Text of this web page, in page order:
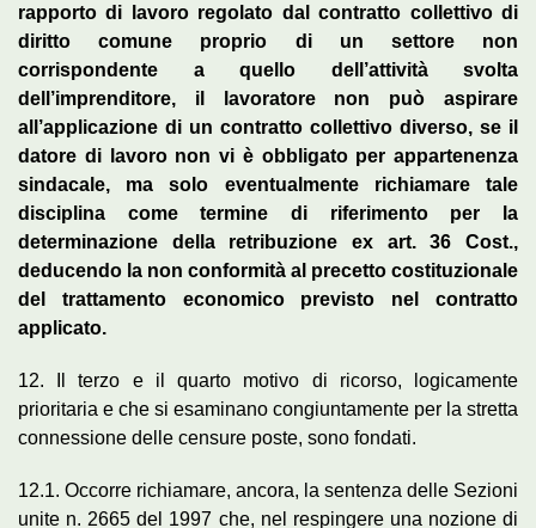
rapporto di lavoro regolato dal contratto collettivo di
diritto comune proprio di un settore non
corrispondente a quello dell’attività svolta
dell’imprenditore, il lavoratore non può aspirare
all’applicazione di un contratto collettivo diverso, se il
datore di lavoro non vi è obbligato per appartenenza
sindacale, ma solo eventualmente richiamare tale
disciplina come termine di riferimento per la
determinazione della retribuzione ex art. 36 Cost.,
deducendo la non conformità al precetto costituzionale
del trattamento economico previsto nel contratto
applicato.
12. Il terzo e il quarto motivo di ricorso, logicamente
prioritaria e che si esaminano congiuntamente per la stretta
connessione delle censure poste, sono fondati.
12.1. Occorre richiamare, ancora, la sentenza delle Sezioni
unite n. 2665 del 1997 che, nel respingere una nozione di